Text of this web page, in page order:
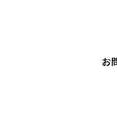
お